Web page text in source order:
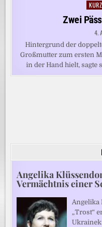
in
Zwei
4.
Hintergrund der
Großmutter zum ersten
in der Hand hielt, sagte
Angelika
Vermächtnis einer
Angelika
„Trost“